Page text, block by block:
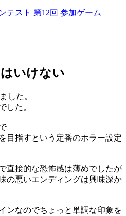
テスト 第12回 参加ゲーム
いけない
した。
した。
目指すという定番のホラー設定
直接的な恐怖感は薄めでしたが
の悪いエンディングは興味深か
ンなのでちょっと単調な印象を